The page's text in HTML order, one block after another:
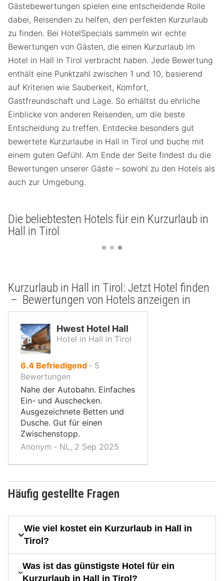
Gästebewertungen spielen eine entscheidende Rolle
dabei, Reisenden zu helfen, den perfekten Kurzurlaub
zu finden. Bei HotelSpecials sammeln wir echte
Bewertungen von Gästen, die einen Kurzurlaub im
Hotel in Hall in Tirol verbracht haben. Jede Bewertung
enthält eine Punktzahl zwischen 1 und 10, basierend
auf Kriterien wie Sauberkeit, Komfort,
Gastfreundschaft und Lage. So erhältst du ehrliche
Einblicke von anderen Reisenden, um die beste
Entscheidung zu treffen. Entdecke besonders gut
bewertete Kurzurlaube in Hall in Tirol und buche mit
einem guten Gefühl. Am Ende der Seite findest du die
Bewertungen unserer Gäste – sowohl zu den Hotels als
auch zur Umgebung.
Die beliebtesten Hotels für ein Kurzurlaub in
Hall in Tirol
Kurzurlaub in Hall in Tirol: Jetzt Hotel finden
– Bewertungen von Hotels anzeigen in
Hwest Hotel Hall
Hotel in Hall in Tirol
6.4von
10,
Befriedigend ‐ 5
Bewertungen
Nahe der Autobahn. Einfaches
Ein- und Auschecken.
Ausgezeichnete Betten und
Dusche. Gut für einen
Zwischenstopp.
Anonym ‐ NL, 2 Sep 2025
Häufig gestellte Fragen
Wie viel kostet ein Kurzurlaub in Hall in
Tirol?
Was ist das günstigste Hotel für ein
Kurzurlaub in Hall in Tirol?